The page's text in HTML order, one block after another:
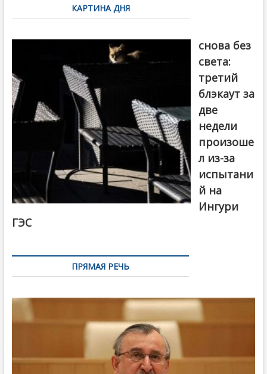
записямКАРТИНА ДНЯ
снова без
света:
третий
блэкаут за
две
недели
произоше
л из-за
испытани
й на
Ингури
ГЭС
ПРЯМАЯ РЕЧЬ